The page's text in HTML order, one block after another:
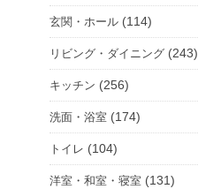
玄関・ホール (114)
リビング・ダイニング (243)
キッチン (256)
洗面・浴室 (174)
トイレ (104)
洋室・和室・寝室 (131)